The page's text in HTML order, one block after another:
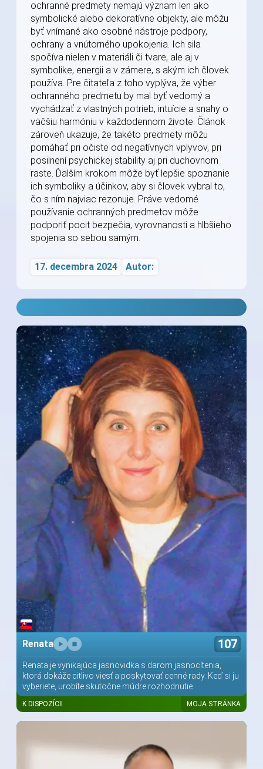
ochranné predmety nemajú význam len ako
symbolické alebo dekoratívne objekty, ale môžu
byť vnímané ako osobné nástroje podpory,
ochrany a vnútorného upokojenia. Ich sila
spočíva nielen v materiáli či tvare, ale aj v
symbolike, energii a v zámere, s akým ich človek
používa. Pre čitateľa z toho vyplýva, že výber
ochranného predmetu by mal byť vedomý a
vychádzať z vlastných potrieb, intuície a snahy o
väčšiu harmóniu v každodennom živote. Článok
zároveň ukazuje, že takéto predmety môžu
pomáhať pri očiste od negatívnych vplyvov, pri
posilnení psychickej stability aj pri duchovnom
raste. Ďalším krokom môže byť lepšie spoznanie
ich symboliky a účinkov, aby si človek vybral to,
čo s ním najviac rezonuje. Práve vedomé
používanie ochranných predmetov môže
podporiť pocit bezpečia, vyrovnanosti a hlbšieho
spojenia so sebou samým.
17. decembra 2024 Autor:
Renata 107
Renata je vynikajúca jasnovidka s darom jasnocítenia,
ktorá dokáže citlivo viesť a poskytovať cenné rady. Keď si ju
vyberiete, urobíte skutočne múdre rozhodnutie
K DISPOZÍCII MOJA STRÁNKA